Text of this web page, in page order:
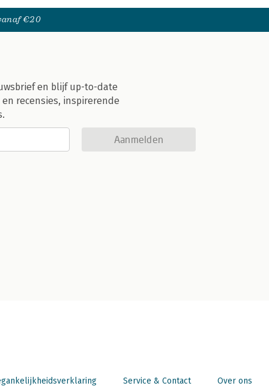
€20
en blijf up-to-date
recensies, inspirerende
Aanmelden
Service & Contact Over ons